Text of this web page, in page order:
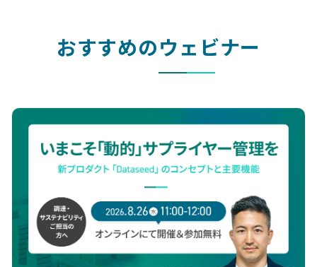
保証に耐えうる算定・文書化の考え方
保証対応支援パッケージの内容
おすすめのウェビナー